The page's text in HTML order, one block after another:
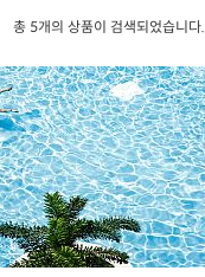
총 5개의 상품이 검색되었습니다.